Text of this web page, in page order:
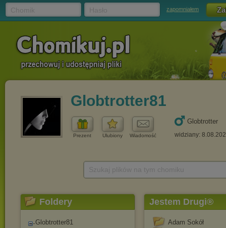
zapomniałem
Globtrotter81
Prezent Ulubiony Wiadomość
Globtrotter
widziany:
Foldery
Globtrotter81
Jestem Drugi®
Adam Sokół